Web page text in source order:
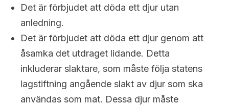
Det är förbjudet att döda ett djur utan
anledning.
Det är förbjudet att döda ett djur genom att
åsamka det utdraget lidande. Detta
inkluderar slaktare, som måste följa statens
lagstiftning angående slakt av djur som ska
användas som mat. Dessa djur måste